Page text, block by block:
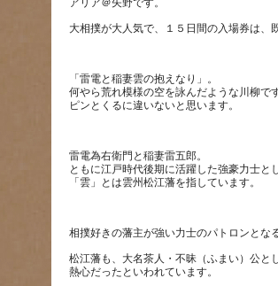
「雷電と稲妻雲の抱えなり」。
何やら荒れ模様の空を詠んだような川柳で
雷電為右衛門と稲妻雷五郎。
ともに江戸時代後期に活躍した強豪力士と
松江藩も、大名茶人・不昧（ふまい）公と